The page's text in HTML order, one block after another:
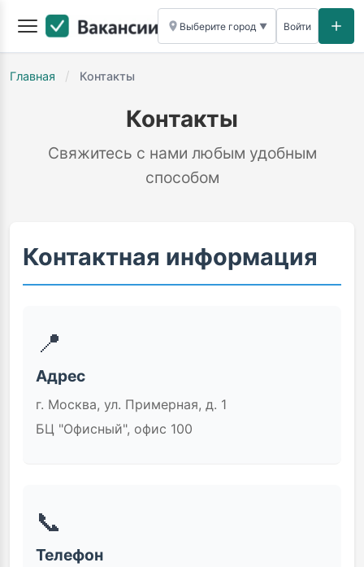
Выберите город ▼ Войти
Главная / Контакты
Контакты
Свяжитесь с нами любым удобным
способом
Контактная информация
📍
Адрес
г. Москва, ул. Примерная, д. 1
БЦ "Офисный", офис 100
📞
Телефон